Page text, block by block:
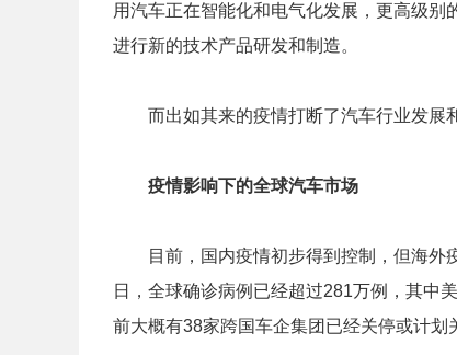
用汽车正在智能化和电气化发展，更高级
进行新的技术产品研发和制造。
而出如其来的疫情打断了汽车行业发展和
疫情影响下的全球汽车市场
目前，国内疫情初步得到控制，但海外
日，全球确诊病例已经超过281万例，其中
前大概有38家跨国车企集团已经关停或计划